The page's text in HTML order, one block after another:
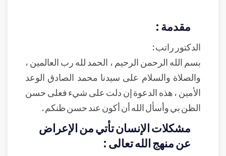
مقدمة :
الدكتور راتب :
بسم الله الرحمن الرحيم ، الحمد لله رب العالمين ،
والصلاة والسلام على سيدنا محمد الصادق الوعد
الأمين ، هذه الدعوة إن دلت على شيء فعلى حسن
الظن بي وأسأل الله أن أكون عند حسن ظنكم .
مشكلات الإنسان تأتي من الإعراض
عن منهج الله تعالى :